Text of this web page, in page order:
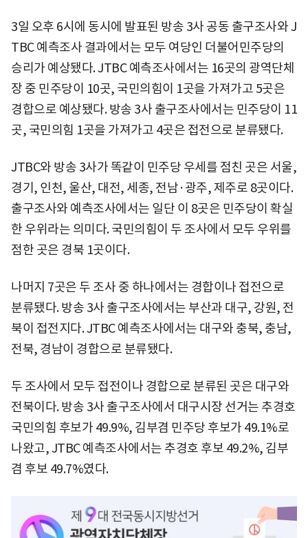
3일 오후 6시에 동시에 발표된 방송 3사 공동 출구조사와 J
TBC 예측조사 결과에서는 모두 여당인 더불어민주당의
승리가 예상됐다. JTBC 예측조사에서는 16곳의 광역단체
장 중 민주당이 10곳, 국민의힘이 1곳을 가져가고 5곳은
경합으로 예상됐다. 방송 3사 출구조사에서는 민주당이 11
곳, 국민의힘 1곳을 가져가고 4곳은 접전으로 분류됐다.
JTBC와 방송 3사가 똑같이 민주당 우세를 점친 곳은 서울,
경기, 인천, 울산, 대전, 세종, 전남·광주, 제주로 8곳이다.
출구조사와 예측조사에서는 일단 이 8곳은 민주당이 확실
한 우위라는 의미다. 국민의힘이 두 조사에서 모두 우위를
점한 곳은 경북 1곳이다.
나머지 7곳은 두 조사 중 하나에서는 경합이나 접전으로
분류됐다. 방송 3사 출구조사에서는 부산과 대구, 강원, 전
북이 접전지다. JTBC 예측조사에서는 대구와 충북, 충남,
전북, 경남이 경합으로 분류됐다.
두 조사에서 모두 접전이나 경합으로 분류된 곳은 대구와
전북이다. 방송 3사 출구조사에서 대구시장 선거는 추경호
국민의힘 후보가 49.9%, 김부겸 민주당 후보가 49.1%로
나왔고, JTBC 예측조사에서는 추경호 후보 49.2%, 김부
겸 후보 49.7%였다.